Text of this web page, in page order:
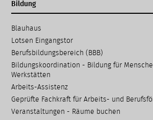
Bildung
Navigation
überspringen
Blauhaus
Lotsen Eingangstor
Berufsbildungsbereich (BBB)
Bildungskoordination - Bildung für
Werkstätten
Arbeits-Assistenz
Geprüfte Fachkraft für Arbeits- und
Veranstaltungen - Räume buchen